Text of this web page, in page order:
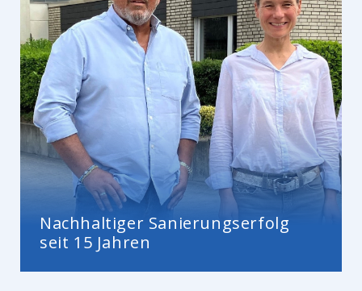
Nachhaltiger Sanierungserfolg
seit 15 Jahren